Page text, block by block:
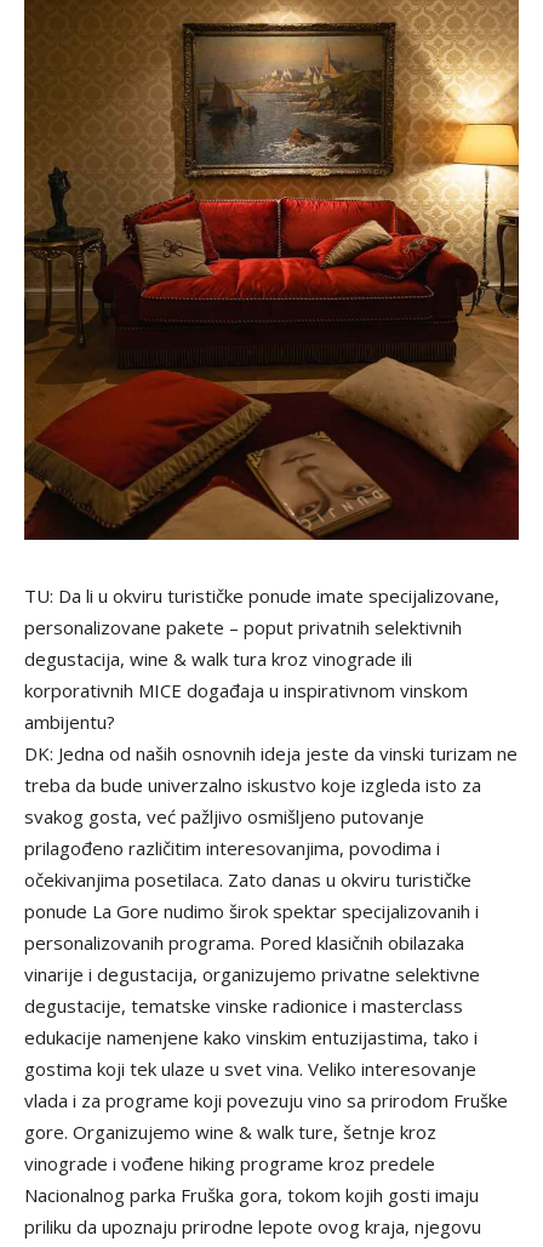
TU: Da li u okviru turističke ponude imate specijalizovane,
personalizovane pakete – poput privatnih selektivnih
degustacija, wine & walk tura kroz vinograde ili
korporativnih MICE događaja u inspirativnom vinskom
ambijentu?
DK: Jedna od naših osnovnih ideja jeste da vinski turizam ne
treba da bude univerzalno iskustvo koje izgleda isto za
svakog gosta, već pažljivo osmišljeno putovanje
prilagođeno različitim interesovanjima, povodima i
očekivanjima posetilaca. Zato danas u okviru turističke
ponude La Gore nudimo širok spektar specijalizovanih i
personalizovanih programa. Pored klasičnih obilazaka
vinarije i degustacija, organizujemo privatne selektivne
degustacije, tematske vinske radionice i masterclass
edukacije namenjene kako vinskim entuzijastima, tako i
gostima koji tek ulaze u svet vina. Veliko interesovanje
vlada i za programe koji povezuju vino sa prirodom Fruške
gore. Organizujemo wine & walk ture, šetnje kroz
vinograde i vođene hiking programe kroz predele
Nacionalnog parka Fruška gora, tokom kojih gosti imaju
priliku da upoznaju prirodne lepote ovog kraja, njegovu